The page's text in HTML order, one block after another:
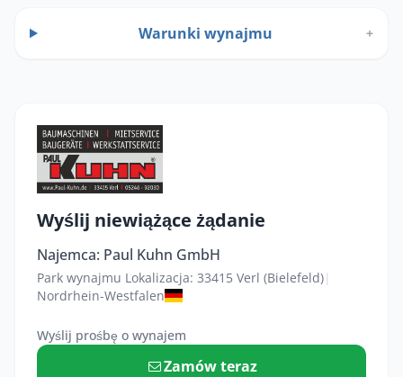
Warunki wynajmu +
Wyślij niewiążące żądanie
Najemca: Paul Kuhn GmbH
Park wynajmu Lokalizacja: 33415 Verl (Bielefeld)|
Nordrhein-Westfalen
Wyślij prośbę o wynajem
Zamów teraz